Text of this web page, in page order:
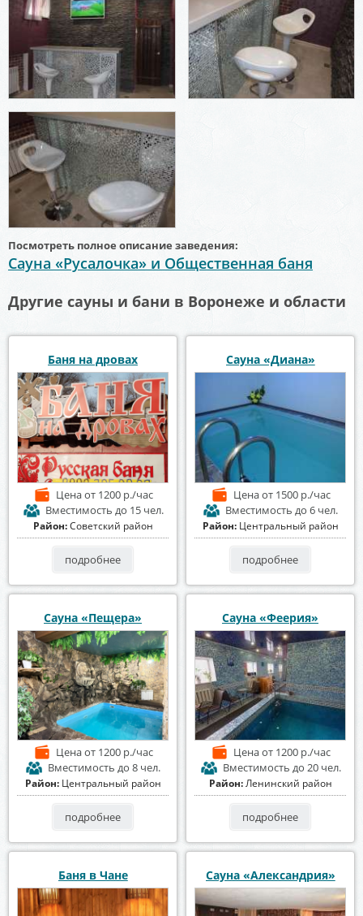
Посмотреть полное описание заведения:
Сауна «Русалочка» и Общественная баня
Другие сауны и бани в Воронеже и области
Баня на дровах
Ценаот 1200 р./час
Вместимость до 15 чел.
Район:Советский район
подробнее
Сауна «Диана»
Ценаот 1500 р./час
Вместимость до 6 чел.
Район: Центральный район
подробнее
Сауна «Пещера»
Ценаот 1200 р./час
Вместимость до 8 чел.
Район: Центральный район
подробнее
Сауна «Феерия»
Ценаот 1200 р./час
Вместимость до 20 чел.
Район:Ленинский район
подробнее
Баня в Чане Сауна «Александрия»